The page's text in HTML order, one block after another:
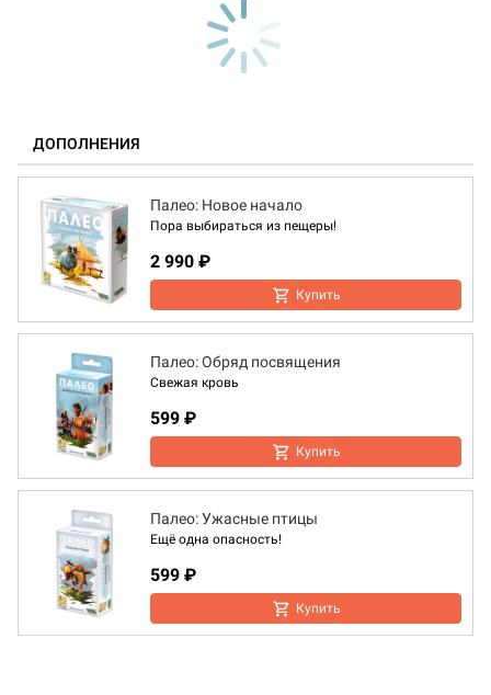
ДОПОЛНЕНИЯ
Палео: Новое начало
Пора выбираться из пещеры!
2 990 ₽
Купить
Палео: Обряд посвящения
Свежая кровь
599 ₽
Купить
Палео: Ужасные птицы
Ещё одна опасность!
599 ₽
Купить